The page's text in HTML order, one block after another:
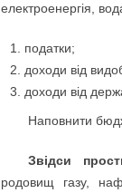
електроенергія,
податки;
доходи від
доходи від
Наповнити
Звідси
родовищ газу,